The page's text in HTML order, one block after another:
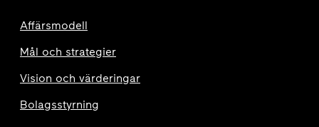
Affärsmodell
Mål och strategier
Vision och värderingar
Bolagsstyrning